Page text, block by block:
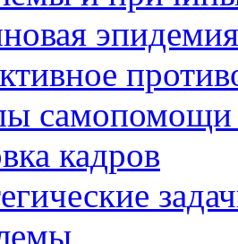
эпидемия
самопомощи
кадров